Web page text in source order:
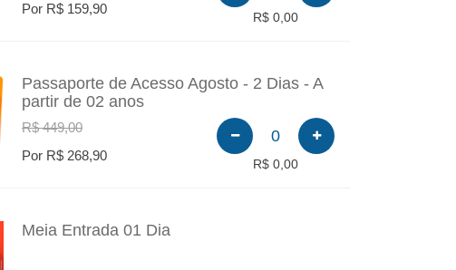
Por R$ 159,90
R$ 0,00
Passaporte de Acesso Agosto - 2 Dias - A
partir de 02 anos
R$ 449,00
Por R$ 268,90
0
R$ 0,00
Meia Entrada 01 Dia